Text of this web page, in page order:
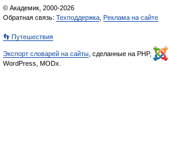
© Академик, 2000-2026
Обратная связь: Техподдержка Реклама на сайте
👣 Путешествия
Экспорт словарей на сайты , сделанные на PHP,
WordPress, MODx.